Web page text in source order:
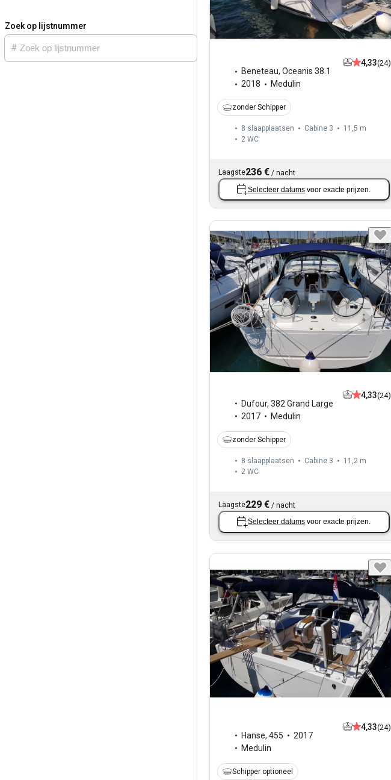
Zoek op lijstnummer
Beneteau, Oceanis 38.1
2018
Medulin
4,33(24)
zonder Schipper
8 slaapplaatsen Cabine 3
11,5 m
2 WC
Laagste236 € / nacht
Selecteer datums voor exacte prijzen.
Dufour, 382 Grand Large
2017
Medulin
4,33(24)
zonder Schipper
8 slaapplaatsen Cabine 3
11,2 m
2 WC
Laagste229 € / nacht
Selecteer datums voor exacte prijzen.
Hanse, 455
2017
Medulin
4,33(24)
Schipper optioneel